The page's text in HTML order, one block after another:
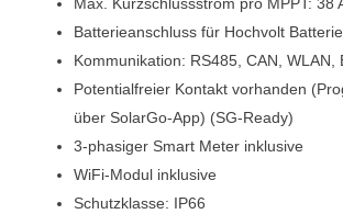
Max. Kurzschlussstrom pro MPPT: 38
Batterieanschluss für Hochvolt
Kommunikation: RS485, CAN, WLAN,
Potentialfreier Kontakt vorhanden
über SolarGo-App) (SG-Ready)
3-phasiger Smart Meter inklusive
WiFi-Modul inklusive
Schutzklasse: IP66